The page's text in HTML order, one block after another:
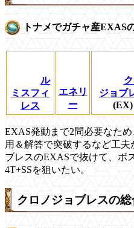
トナメでガチャ産EXAS
ル
ミスフィ
レス
エネリ
ー
ジョブ
(EX)
EXAS発動まで2問必要なた
用＆解答で突破するなど工
ブレスのEXASで抜けて、ボ
4T+SSを狙いたい。
クロノジョブレスの